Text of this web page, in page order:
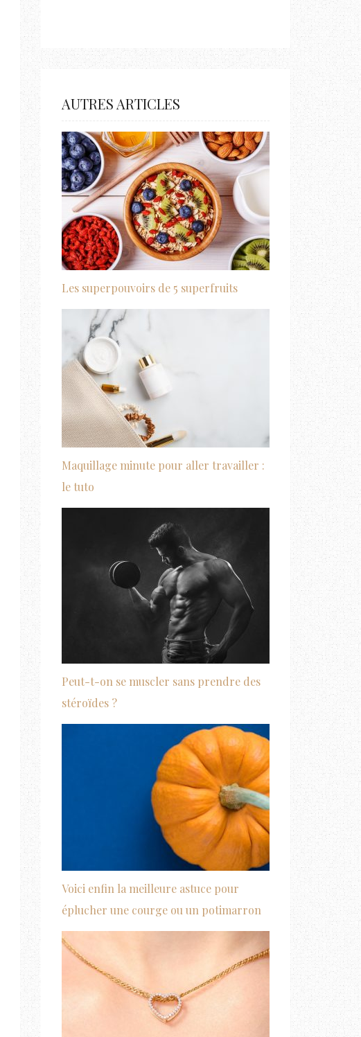
AUTRES ARTICLES
Les superpouvoirs de 5 superfruits
Maquillage minute pour aller travailler :
le tuto
Peut-t-on se muscler sans prendre des
stéroïdes ?
Voici enfin la meilleure astuce pour
éplucher une courge ou un potimarron